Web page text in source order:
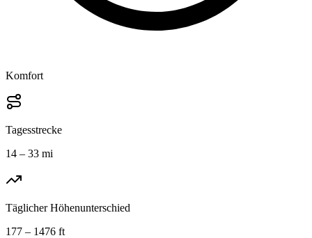
Komfort
Tagesstrecke
14 – 33 mi
Täglicher Höhenunterschied
177 – 1476 ft